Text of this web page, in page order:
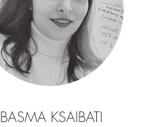
BASMA KSAIBATI